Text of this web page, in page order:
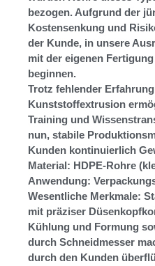
bezogen. Aufgrund der
Kostensenkung und
der Kunde, in unsere
mit der eigenen
beginnen.
Trotz fehlender
Kunststoffextrusion
Training und
nun, stabile
Kunden kontinuierlich
Material: HDPE-Rohre
Anwendung:
Wesentliche Merkmale:
mit präziser
Kühlung und Formung
durch Schneidmesser
durch den Kunden